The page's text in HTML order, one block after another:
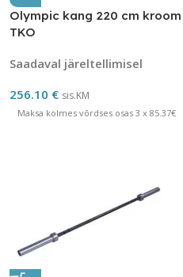
Olympic kang 220 cm kroom
TKO
Saadaval järeltellimisel
256.10 € sis.KM
Maksa kolmes võrdses osas 3 x 85.37€